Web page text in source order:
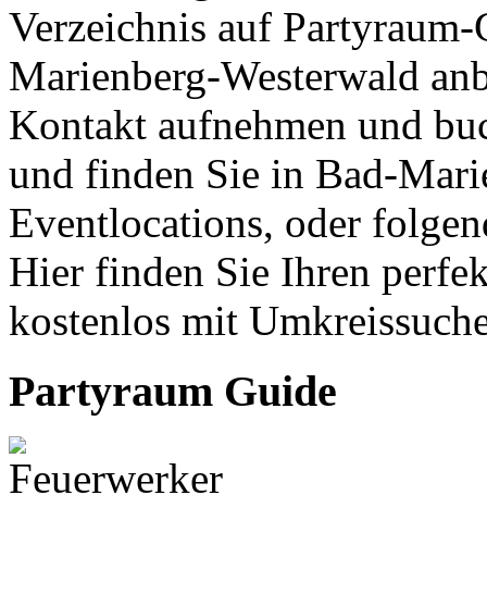
Verzeichnis auf
Marienberg-Westerwald
Kontakt aufnehmen und
und finden Sie in Bad-
Eventlocations, oder
Hier finden Sie Ihren
kostenlos mit
Partyraum Guide